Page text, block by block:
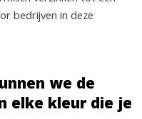
bedrijven in deze
we de
elke kleur die je